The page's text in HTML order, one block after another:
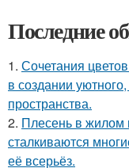
Последние
1. Сочетания
в создании
пространства.
2. Плесень в жилом
сталкиваются
её всерьёз.